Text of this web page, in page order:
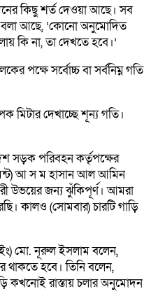
কিছু শর্ত দেওয়া আছে। সব
বলা আছে, ‘কোনো অনুমোদিত
কি না, তা দেখতে হবে।’
পক্ষে সর্বোচ্চ বা সর্বনিম্ন গতি
সড়ক পরিবহন কর্তৃপক্ষের
আ স ম হাসান আল আমিন
উভয়ের জন্য ঝুঁকিপূর্ণ। আমরা
কালও (সোমবার) চারটি গাড়ি
মো. নূরুল ইসলাম বলেন,
থাকতে হবে। তিনি বলেন,
কখনোই রাস্তায় চলার অনুমোদন